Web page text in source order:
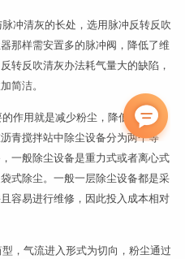
冲清灰的长处，选用脉冲反转反吹
那样需安置多的脉冲阀，降低了维
转反吹清灰办法耗气量大的缺陷，
简洁。
作用就是减少粉尘，降低粉尘浓
青搅拌站中除尘设备分为两个等
一般除尘设备是重力式或者离心式
式除尘。一般一层除尘设备都是采
容易进行维修，因此投入成本相对
，气流进入形式为切向，粉尘通过